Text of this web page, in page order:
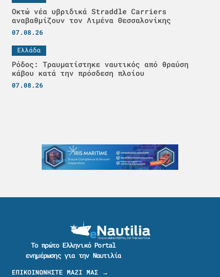
Οκτώ νέα υβριδικά Straddle Carriers
αναβαθμίζουν τον Λιμένα Θεσσαλονίκης
07.08.26
Ελλάδα
Ρόδος: Τραυματίστηκε ναυτικός από θραύση
κάβου κατά την πρόσδεση πλοίου
07.08.26
Το πρώτο Ελληνικό Portal
ενημέρωσης για την Ναυτιλία
ΕΠΙΚΟΙΝΩΝΗΣΤΕ ΜΑΖΙ ΜΑΣ →